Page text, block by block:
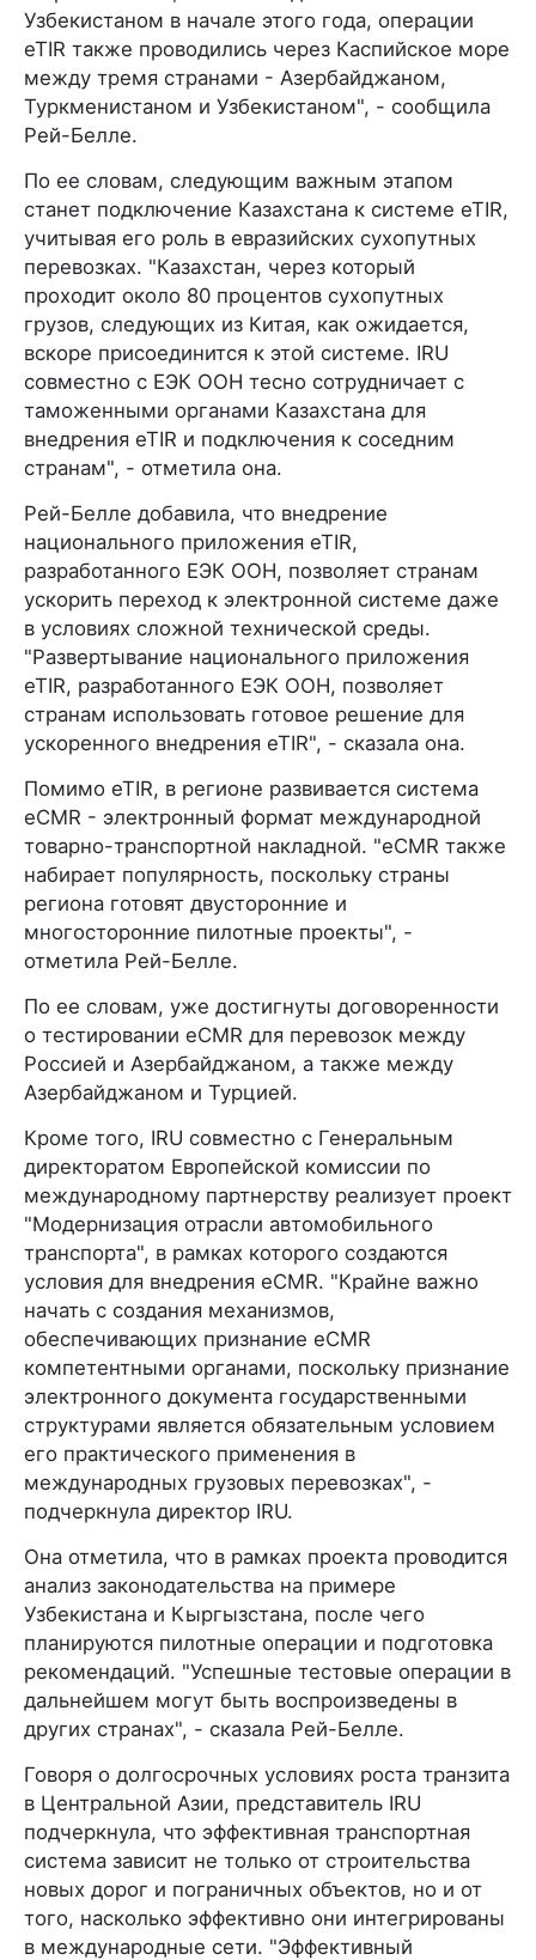
Узбекистаном в начале этого года, операции
eTIR также проводились через Каспийское море
между тремя странами - Азербайджаном,
Туркменистаном и Узбекистаном", - сообщила
Рей-Белле.
По ее словам, следующим важным этапом
станет подключение Казахстана к системе eTIR,
учитывая его роль в евразийских сухопутных
перевозках. "Казахстан, через который
проходит около 80 процентов сухопутных
грузов, следующих из Китая, как ожидается,
вскоре присоединится к этой системе. IRU
совместно с ЕЭК ООН тесно сотрудничает с
таможенными органами Казахстана для
внедрения eTIR и подключения к соседним
странам", - отметила она.
Рей-Белле добавила, что внедрение
национального приложения eTIR,
разработанного ЕЭК ООН, позволяет странам
ускорить переход к электронной системе даже
в условиях сложной технической среды.
"Развертывание национального приложения
eTIR, разработанного ЕЭК ООН, позволяет
странам использовать готовое решение для
ускоренного внедрения eTIR", - сказала она.
Помимо eTIR, в регионе развивается система
eCMR - электронный формат международной
товарно-транспортной накладной. "eCMR также
набирает популярность, поскольку страны
региона готовят двусторонние и
многосторонние пилотные проекты", -
отметила Рей-Белле.
По ее словам, уже достигнуты договоренности
о тестировании eCMR для перевозок между
Россией и Азербайджаном, а также между
Азербайджаном и Турцией.
Кроме того, IRU совместно с Генеральным
директоратом Европейской комиссии по
международному партнерству реализует проект
"Модернизация отрасли автомобильного
транспорта", в рамках которого создаются
условия для внедрения eCMR. "Крайне важно
начать с создания механизмов,
обеспечивающих признание eCMR
компетентными органами, поскольку признание
электронного документа государственными
структурами является обязательным условием
его практического применения в
международных грузовых перевозках", -
подчеркнула директор IRU.
Она отметила, что в рамках проекта проводится
анализ законодательства на примере
Узбекистана и Кыргызстана, после чего
планируются пилотные операции и подготовка
рекомендаций. "Успешные тестовые операции в
дальнейшем могут быть воспроизведены в
других странах", - сказала Рей-Белле.
Говоря о долгосрочных условиях роста транзита
в Центральной Азии, представитель IRU
подчеркнула, что эффективная транспортная
система зависит не только от строительства
новых дорог и пограничных объектов, но и от
того, насколько эффективно они интегрированы
в международные сети. "Эффективный